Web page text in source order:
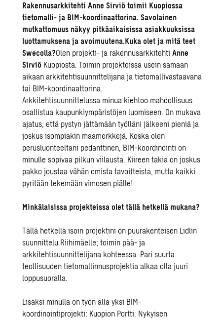
Rakennusarkkitehti Anne Sirviö toimii Kuopiossa
tietomalli- ja BIM-koordinaattorina. Savolainen
mutkattomuus näkyy pitkäaikaisissa asiakkuuksissa
luottamuksena ja avoimuutena.Kuka olet ja mitä teet
Swecolla?Olen projekti- ja rakennusarkkitehtiAnne
Sirviö Kuopiosta. Toimin projekteissa usein samaan
aikaan arkkitehtisuunnittelijana ja tietomallivastaavana
tai BIM-koordinaattorina.
Arkkitehtisuunnittelussa minua kiehtoo mahdollisuus
osallistua kaupunkiympäristöjen luomiseen. On mukava
ajatus, että pystyn jättämään työlläni jälkeeni pieniä ja
joskus isompiakin maamerkkejä. Koska olen
perusluonteeltani pedanttinen, BIM-koordinointi on
minulle sopivaa pilkun viilausta. Kiireen takia on joskus
pakko joustaa vähän omista tavoitteista, mutta kaikki
pyritään tekemään vimosen piälle!
Minkälaisissa projekteissa olet tällä hetkellä mukana?
Tällä hetkellä isoin projektini on puurakenteisen Lidlin
suunnittelu Riihimäelle; toimin pää- ja
arkkitehtisuunnittelijana kohteessa. Pari suurta
teollisuuden tietomallinnusprojektia alkaa olla juuri
loppusuoralla.
Lisäksi minulla on työn alla yksi BIM-
koordinointiprojekti: Kuopion Portti. Nykyisen